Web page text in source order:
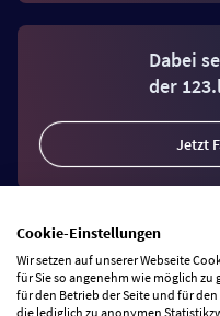
Dabei
Jetzt
Vertrag widerrufen
Cookie-Einstellungen
Wir setzen auf unserer Webseite
für Sie so angenehm wie möglich zu
für den Betrieb der Seite und für
die lediglich zu anonymen